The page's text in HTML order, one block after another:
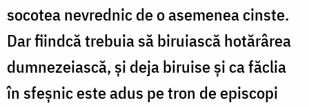
socotea nevrednic de o asemenea cinste.
Dar fiindcă trebuia să biruiască hotărârea
dumnezeiască, și deja biruise și ca făclia
în sfeșnic este adus pe tron de episcopi